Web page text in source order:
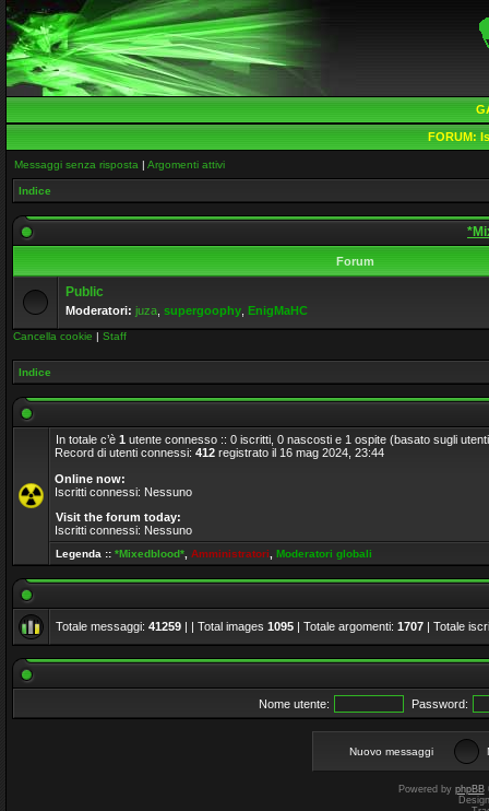
FORUM:
Messaggi senza risposta | Argomenti attivi
Indice
Forum
Public
Moderatori: juza supergoophy EnigMaHC
Cancella cookie | Staff
Indice
In totale c’è 1 utente connesso :: 0 iscritti, 0 nascosti e 1 ospite (basato sugli
Record di utenti connessi: 412 registrato il 16 mag 2024, 23:44
Online now:
Iscritti connessi: Nessuno
Visit the forum today:
Iscritti connessi: Nessuno
Legenda :: *Mixedblood* Amministratori Moderatori globali
Totale messaggi: 41259 | | Total images 1095 | Totale argomenti: 1707 | Totale
Nome utente: Password:
Nuovo messaggi
Powered by phpBB